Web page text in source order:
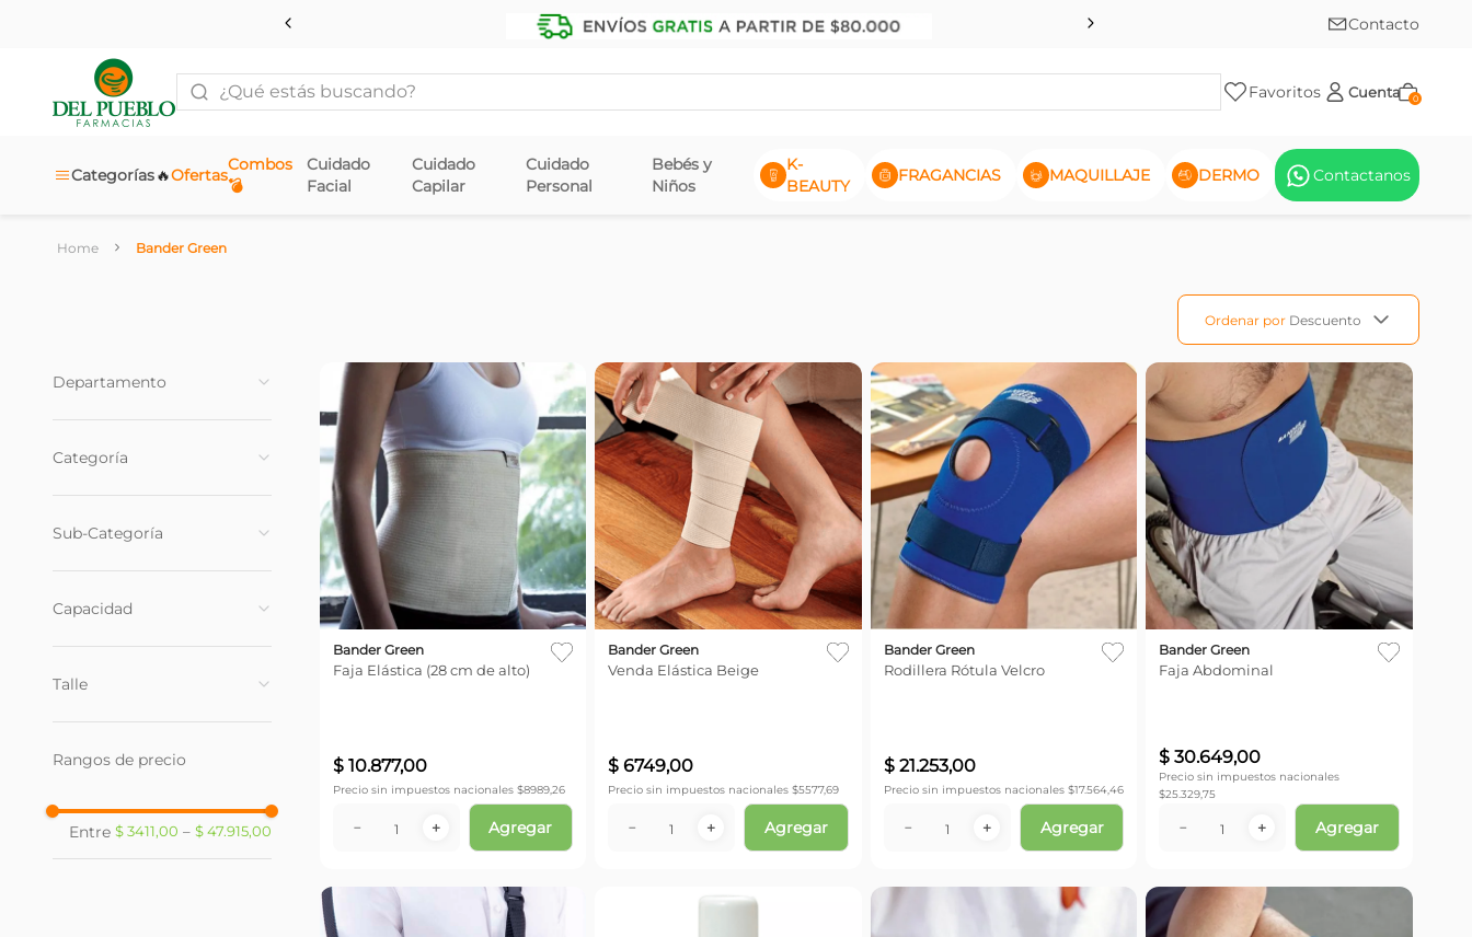
Contacto
¿Qué estás buscando?
Favoritos Cuenta 0
Categorías Ofertas
🔥
Combos
💣
Cuidado
Facial
Cuidado
Capilar
Cuidado
Personal
Bebés y
Niños
K-
BEAUTY
FRAGANCIAS MAQUILLAJE DERMO Contactanos
Bander Green
Ordenar por Descuento
Departamento
(26)
Categoría
Sub-Categoría
Fajas (4
Rodilleras (3)
Muñequeras
Sosten Maternal
Musleras (1)
Capacidad
6 unid
Talle
T2 (16)
T1 (7 )
T5 (3)
Rangos de precio
$ 3411,00 – $ 47.915,00
Bander Green
Faja Elástica (28 cm de alto)
$ 10.877,00
Precio sin impuestos nacionales $8989,26
＋
－ Agregar
Bander Green
Venda Elástica Beige
$ 6749,00
Precio sin impuestos nacionales $5577,69
＋
－ Agregar
Bander Green
Rodillera Rótula Velcro
$ 21.253,00
Precio sin impuestos nacionales $17.564,46
＋
－ Agregar
Bander Green
Faja Abdominal
$ 30.649,00
Precio sin impuestos nacionales
$25.329,75
＋
－ Agregar